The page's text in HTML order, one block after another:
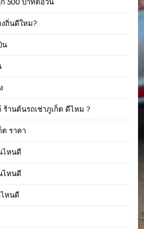
งถิ่นดีใหม?
น
ร้านต้นรถเช่าภูเก็ต ดีไหม ?
ราคา
ไหนดี
ไหนดี
ไหนดี